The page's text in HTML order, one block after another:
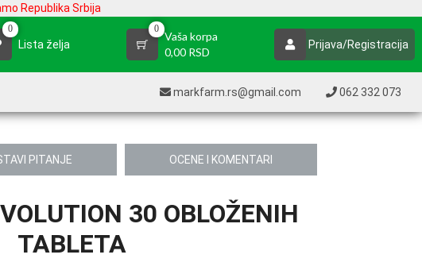
Republika Srbija
0
Lista želja
0
Vaša korpa
0,00 RSD
Prijava/Registracija
markfarm.rs@gmail.com 062 332 073
PITANJE OCENE I KOMENTARI
30 OBLOŽENIH
TABLETA